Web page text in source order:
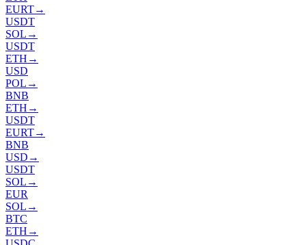
EURT→
USDT
SOL →
USDT
ETH →
USD
POL →
BNB
ETH →
USDT
EURT→
BNB
USD →
USDT
SOL →
EUR
SOL →
BTC
ETH →